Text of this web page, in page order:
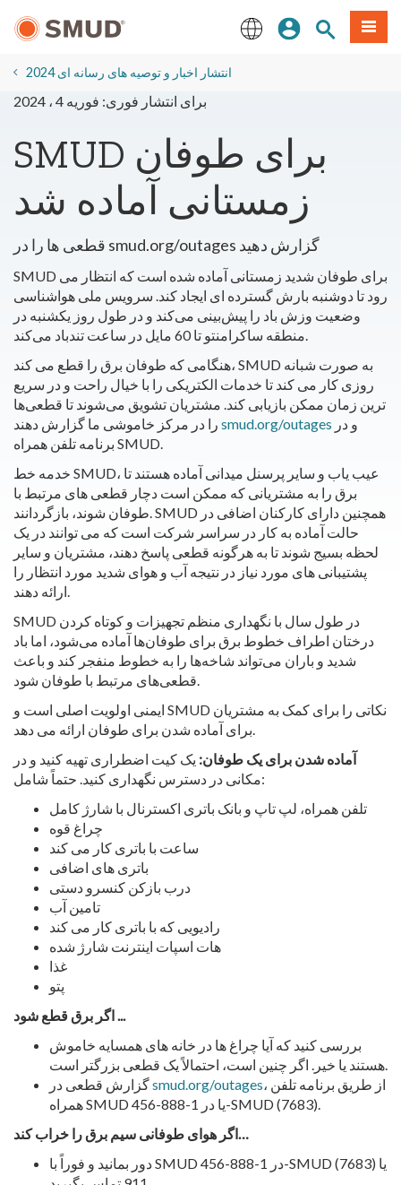
اصلی
ورودسایتمنو
2024 انتشار اخبار و توصیه های رسانه ای
برای انتشار فوری: فوریه 4 ، 2024
SMUD برای طوفان
زمستانی آماده شد
قطعی ها را در smud.org/outages گزارش دهید
SMUD برای طوفان شدید زمستانی آماده شده است که انتظار می
رود تا دوشنبه بارش گسترده ای ایجاد کند. سرویس ملی هواشناسی
وضعیت وزش باد را پیش‌بینی می‌کند و در طول روز یکشنبه در
منطقه ساکرامنتو تا 60 مایل در ساعت تندباد می‌کند.
هنگامی که طوفان برق را قطع می کند، SMUD به صورت شبانه
روزی کار می کند تا خدمات الکتریکی را با خیال راحت و در سریع
ترین زمان ممکن بازیابی کند. مشتریان تشویق می‌شوند تا قطعی‌ها
smud.org/outages
برنامه تلفن همراه SMUD.
خدمه خط SMUD، عیب یاب و سایر پرسنل میدانی آماده هستند تا
برق را به مشتریانی که ممکن است دچار قطعی های مرتبط با
طوفان شوند، بازگردانند. SMUD همچنین دارای کارکنان اضافی در
حالت آماده به کار در سراسر شرکت است که می توانند در یک
لحظه بسیج شوند تا به هرگونه قطعی پاسخ دهند، مشتریان و سایر
پشتیبانی های مورد نیاز در نتیجه آب و هوای شدید مورد انتظار را
ارائه دهند.
SMUD در طول سال با نگهداری منظم تجهیزات و کوتاه کردن
درختان اطراف خطوط برق برای طوفان‌ها آماده می‌شود، اما باد
شدید و باران می‌تواند شاخه‌ها را به خطوط منفجر کند و باعث
قطعی‌های مرتبط با طوفان شود.
ایمنی اولویت اصلی است و SMUD نکاتی را برای کمک به مشتریان
برای آماده شدن برای طوفان ارائه می دهد.
آماده شدن برای یک طوفان: یک کیت اضطراری تهیه کنید و در
مکانی در دسترس نگهداری کنید. حتماً شامل:
تلفن همراه، لپ تاپ و بانک باتری اکسترنال با شارژ کامل
چراغ قوه
ساعت با باتری کار می کند
باتری های اضافی
درب بازکن کنسرو دستی
تامین آب
رادیویی که با باتری کار می کند
هات اسپات اینترنت شارژ شده
غذا
پتو
اگر برق قطع شود ...
بررسی کنید که آیا چراغ ها در خانه های همسایه خاموش
هستند یا خیر. اگر چنین است، احتمالاً یک قطعی بزرگتر است.
smud.org/outages، از طریق برنامه تلفن
همراه SMUD یا در 1-888-456-SMUD (7683).
اگر هوای طوفانی سیم برق را خراب کند…
دور بمانید و فوراً با SMUD در 1-888-456-SMUD (7683) یا